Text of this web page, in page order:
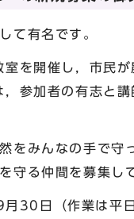
て有名です。
を開催し，市民
参加者の有志と
みんなの手で守
守る仲間を募集し
30日（作業は平日